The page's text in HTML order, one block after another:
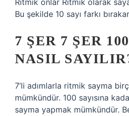
Ritmik onlar Ritmik olarak
Bu şekilde 10 sayı farkı
7 ŞER 7 ŞER
NASIL
7’li adımlarla ritmik sayma
mümkündür. 100 sayısına
sayma yapmak mümkündür.